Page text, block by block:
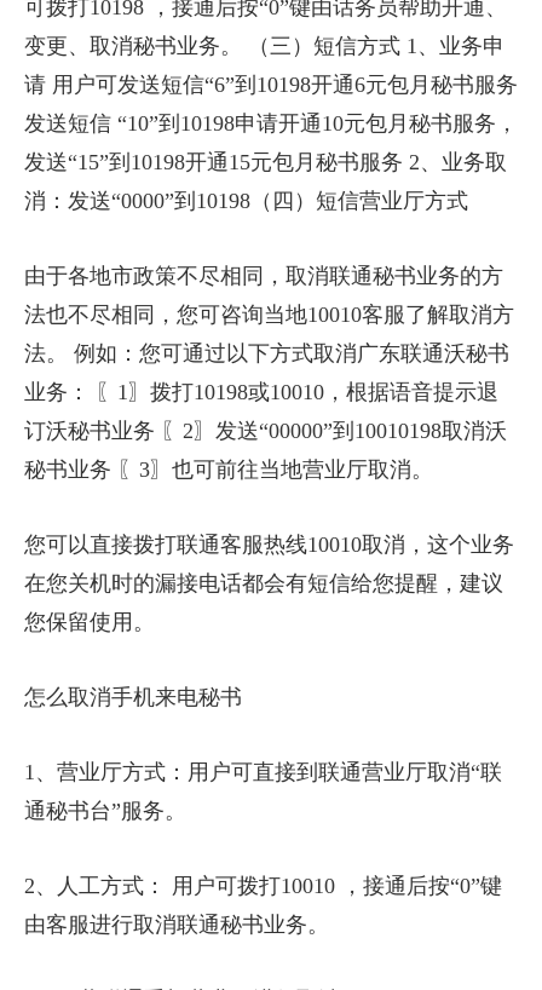
可拨打10198 ，接通后按“0”键由话务员帮助开通、
变更、取消秘书业务。 （三）短信方式 1、业务申
请 用户可发送短信“6”到10198开通6元包月秘书服务
发送短信 “10”到10198申请开通10元包月秘书服务，
发送“15”到10198开通15元包月秘书服务 2、业务取
消：发送“0000”到10198（四）短信营业厅方式
由于各地市政策不尽相同，取消联通秘书业务的方
法也不尽相同，您可咨询当地10010客服了解取消方
法。 例如：您可通过以下方式取消广东联通沃秘书
业务： 〖1〗拨打10198或10010，根据语音提示退
订沃秘书业务 〖2〗发送“00000”到10010198取消沃
秘书业务 〖3〗也可前往当地营业厅取消。
您可以直接拨打联通客服热线10010取消，这个业务
在您关机时的漏接电话都会有短信给您提醒，建议
您保留使用。
怎么取消手机来电秘书
1、营业厅方式：用户可直接到联通营业厅取消“联
通秘书台”服务。
2、人工方式： 用户可拨打10010 ，接通后按“0”键
由客服进行取消联通秘书业务。